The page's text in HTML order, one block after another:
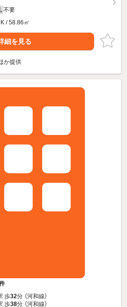
不要
/ 58.86㎡
細を見る
か提供
歩32分 （河和線）
歩38分 （河和線）